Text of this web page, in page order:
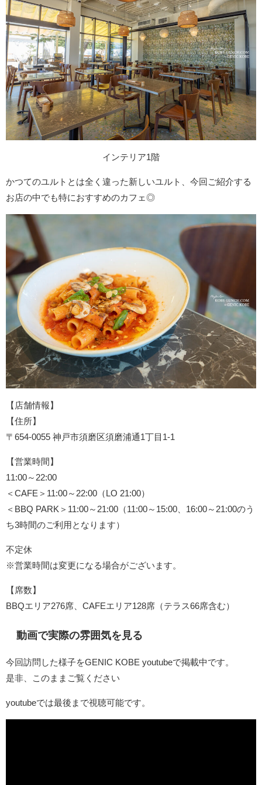
インテリア1階
かつてのユルトとは全く違った新しいユルト、今回ご紹介する
お店の中でも特におすすめのカフェ◎
【店舗情報】
【住所】
〒654-0055 神戸市須磨区須磨浦通1丁目1-1
【営業時間】
11:00～22:00
＜CAFE＞11:00～22:00（LO 21:00）
＜BBQ PARK＞11:00～21:00（11:00～15:00、16:00～21:00のう
ち3時間のご利用となります）
不定休
※営業時間は変更になる場合がございます。
【席数】
BBQエリア276席、CAFEエリア128席（テラス66席含む）
動画で実際の雰囲気を見る
今回訪問した様子をGENIC KOBE youtubeで掲載中です。
是非、このままご覧ください
youtubeでは最後まで視聴可能です。